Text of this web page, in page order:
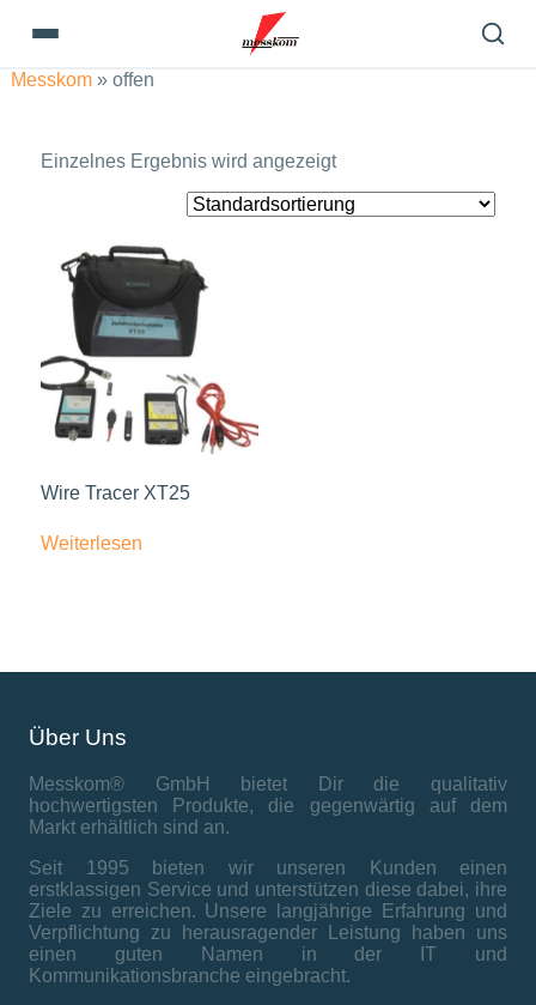
Messkom » offen
Einzelnes Ergebnis wird angezeigt
Wire Tracer XT25
Weiterlesen
Über Uns
Messkom® GmbH bietet Dir die qualitativ
hochwertigsten Produkte, die gegenwärtig auf dem
Markt erhältlich sind an.
Seit 1995 bieten wir unseren Kunden einen
erstklassigen Service und unterstützen diese dabei, ihre
Ziele zu erreichen. Unsere langjährige Erfahrung und
Verpflichtung zu herausragender Leistung haben uns
einen guten Namen in der IT und
Kommunikationsbranche eingebracht.